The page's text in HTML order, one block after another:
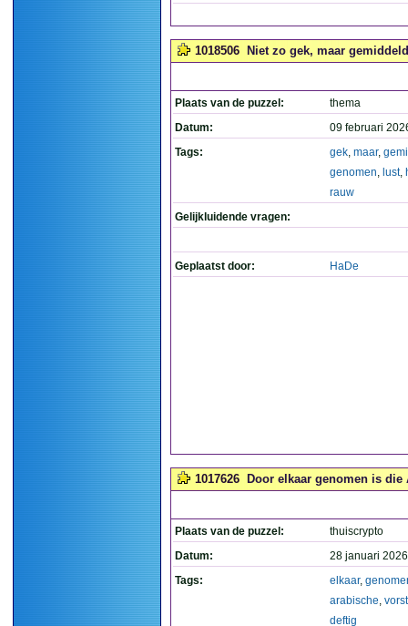
1018506 Niet zo gek, maar
Plaats van de puzzel:
thema
Datum:
09 februari
Tags:
gek, maar,
genomen, lust,
rauw
Gelijkluidende vragen:
Geplaatst door: HaDe
1017626 Door elkaar genomen is
Plaats van de puzzel:
thuiscrypto
Datum:
28 januari
Tags:
elkaar,
arabische, vorst
deftig